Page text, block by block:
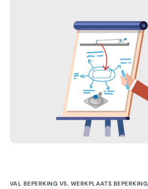
VAL BEPERKING VS. WERKPLAATS BEPERKING